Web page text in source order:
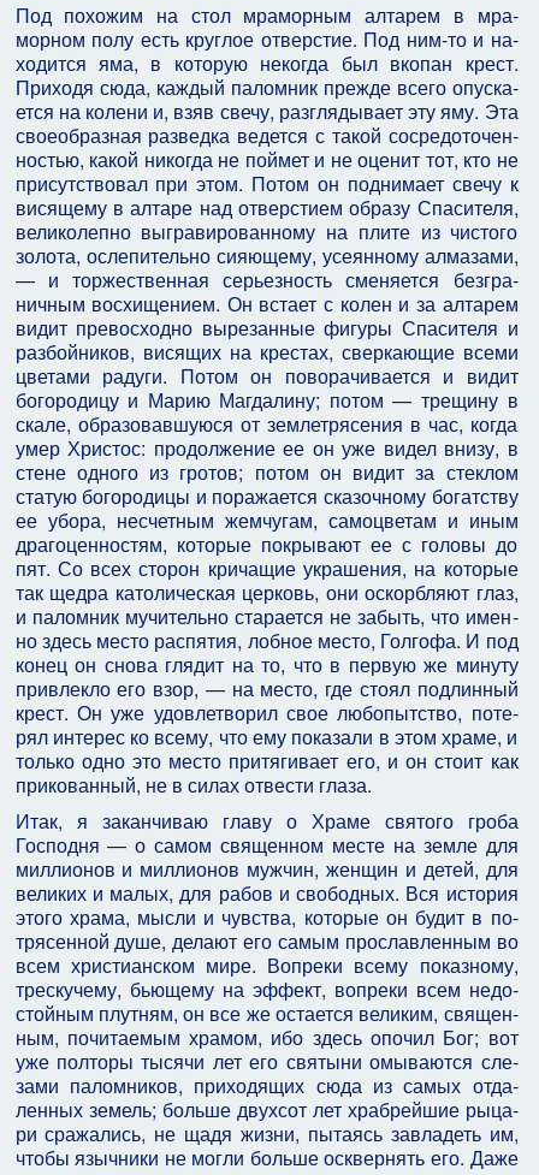
Под похожим на стол мраморным алтарем в мра­
морном полу есть круглое отверстие. Под ним-то и на­
ходится яма, в которую некогда был вкопан крест.
Приходя сюда, каждый паломник прежде всего опуска­
ется на колени и, взяв свечу, разглядывает эту яму. Эта
своеобразная разведка ведется с такой сосредоточен­
ностью, какой никогда не поймет и не оценит тот, кто не
присутствовал при этом. Потом он поднимает свечу к
висящему в алтаре над отверстием образу Спасителя,
великолепно выгравированному на плите из чистого
золота, ослепительно сияющему, усеянному алмаза­ми,
— и торжественная серьезность сменяется безгра­
ничным восхищением. Он встает с колен и за алтарем
видит превосходно вырезанные фигуры Спасителя и
разбойников, висящих на крестах, сверкающие всеми
цветами радуги. Потом он поворачивается и видит
богородицу и Марию Магдалину; потом — трещину в
скале, образовавшуюся от землетрясения в час, когда
умер Христос: продолжение ее он уже видел внизу, в
стене одного из гротов; потом он видит за стеклом
статую богородицы и поражается сказочному богатст­ву
ее убора, несчетным жемчугам, самоцветам и иным
драгоценностям, которые покрывают ее с головы до
пят. Со всех сторон кричащие украшения, на которые
так щедра католическая церковь, они оскорбляют глаз,
и паломник мучительно старается не забыть, что имен­
но здесь место распятия, лобное место, Голгофа. И под
конец он снова глядит на то, что в первую же минуту
привлекло его взор, — на место, где стоял подлинный
крест. Он уже удовлетворил свое любопытство, поте­
рял интерес ко всему, что ему показали в этом храме, и
только одно это место притягивает его, и он стоит как
прикованный, не в силах отвести глаза.
Итак, я заканчиваю главу о Храме святого гроба
Господня — о самом священном месте на земле для
миллионов и миллионов мужчин, женщин и детей, для
великих и малых, для рабов и свободных. Вся история
этого храма, мысли и чувства, которые он будит в по­
трясенной душе, делают его самым прославленным во
всем христианском мире. Вопреки всему показному,
трескучему, бьющему на эффект, вопреки всем недо­
стойным плутням, он все же остается великим, священ­
ным, почитаемым храмом, ибо здесь опочил Бог; вот
уже полторы тысячи лет его святыни омываются сле­
зами паломников, приходящих сюда из самых отда­
ленных земель; больше двухсот лет храбрейшие рыца­
ри сражались, не щадя жизни, пытаясь завладеть им,
чтобы язычники не могли больше осквернять его. Да­же